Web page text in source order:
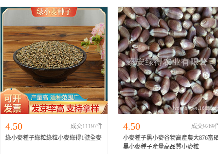
4.50
成交11197件
綠小麥種子綠粒綠粒小麥綠得1號全麥
4.50
成交9269
小麥種子黑小麥谷物高產農大876富
黑小麥種子產量高品質小麥粒